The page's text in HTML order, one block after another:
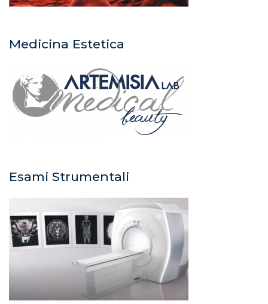
Medicina Estetica
Esami Strumentali